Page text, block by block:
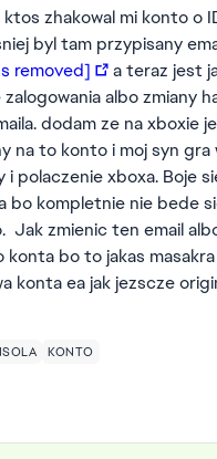
zhakowal mi konto o
byl tam przypisany
removed]
a teraz jest
albo zmiany
dodam ze na xboxie
na to konto i moj syn gra
i polaczenie xboxa. Boje
bo kompletnie nie bede
Jak zmienic ten email
bo to jakas
konta ea jak jezscze
KONTO